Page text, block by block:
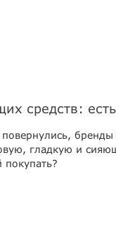
средств:
гладкую и
покупать?